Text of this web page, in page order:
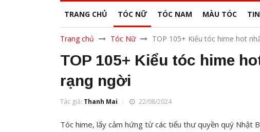
TRANG CHỦ TÓC NỮ TÓC NAM MÀU TÓC
Trang chủ Tóc Nữ TOP 105+ Kiểu tóc hime hot
TOP 105+ Kiểu tóc hime
rạng ngời
Tác giả: Thanh Mai 22/08/2024
Tóc hime, lấy cảm hứng từ các tiểu thư quyền quý Nhật